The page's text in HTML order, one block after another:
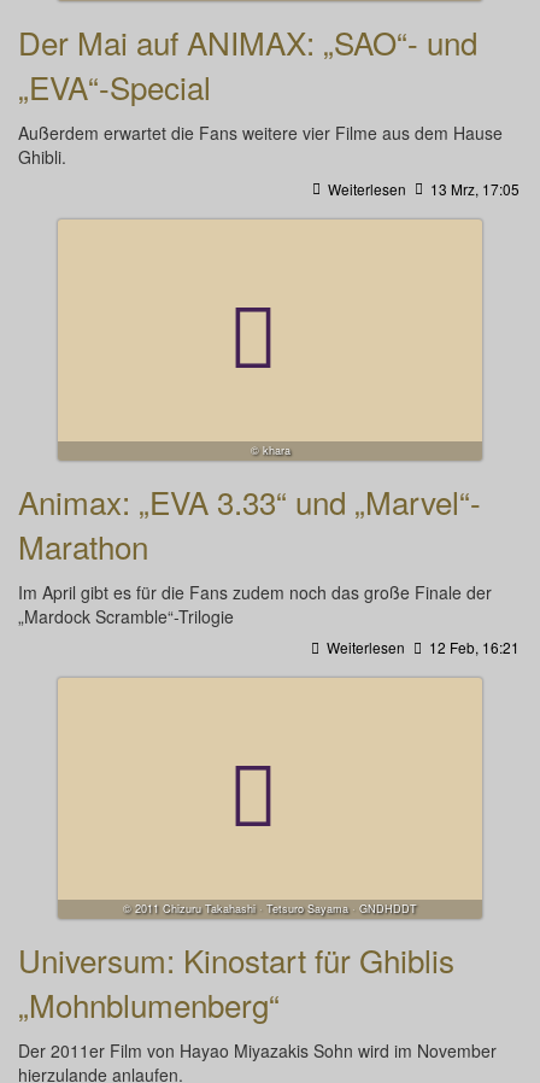
Der Mai auf ANIMAX: „SAO“- und
„EVA“-Special
Außerdem erwartet die Fans weitere vier Filme aus dem Hause
Ghibli.
Weiterlesen 13 Mrz, 17:05
© khara
Animax: „EVA 3.33“ und „Marvel“-
Marathon
Im April gibt es für die Fans zudem noch das große Finale der
„Mardock Scramble“-Trilogie
Weiterlesen 12 Feb, 16:21
© 2011 Chizuru Takahashi · Tetsuro Sayama · GNDHDDT
Universum: Kinostart für Ghiblis
„Mohnblumenberg“
Der 2011er Film von Hayao Miyazakis Sohn wird im November
hierzulande anlaufen.